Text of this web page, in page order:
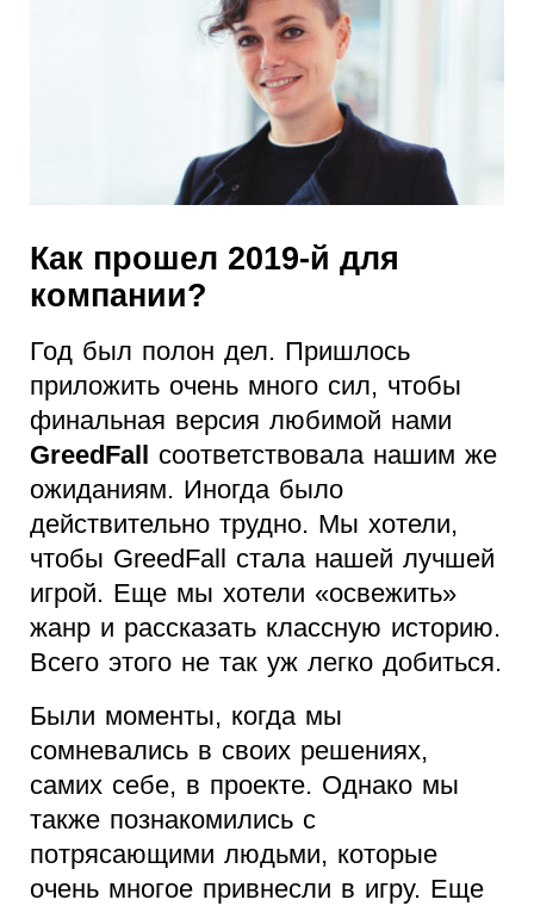
Как прошел 2019-й для
компании?
Год был полон дел. Пришлось
приложить очень много сил, чтобы
финальная версия любимой нами
GreedFall
соответствовала нашим же
ожиданиям. Иногда было
действительно трудно. Мы хотели,
чтобы GreedFall стала нашей лучшей
игрой. Еще мы хотели «освежить»
жанр и рассказать классную историю.
Всего этого не так уж легко добиться.
Были моменты, когда мы
сомневались в своих решениях,
самих себе, в проекте. Однако мы
также познакомились с
потрясающими людьми, которые
очень многое привнесли в игру. Еще